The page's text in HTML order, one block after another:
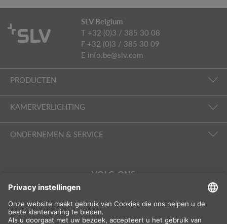
SLV Belgium
T +32 (0)3 / 385 30 08
F +32 (0)3 / 385 30 09
E info.be@slv.com
PRODUCTEN
KAMERVERLICHTING
ONDERNEMEN & SERVICE
VOLG ONS